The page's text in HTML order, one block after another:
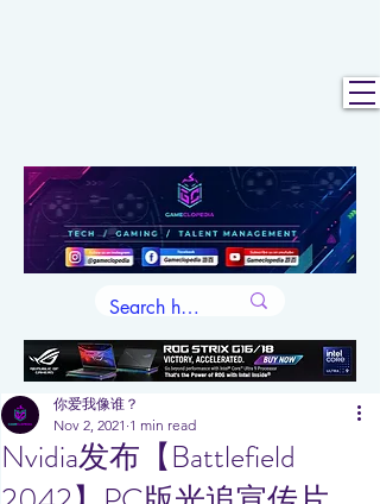
Nvidia发布【Battlefield
你爱我像谁？
Nov 2, 2021 1 min read